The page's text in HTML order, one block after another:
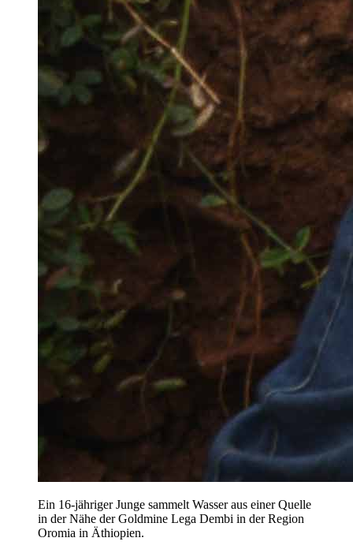
Ein 16-jähriger Junge sammelt Wasser aus einer Quelle
in der Nähe der Goldmine Lega Dembi in der Region
Oromia in Äthiopien.